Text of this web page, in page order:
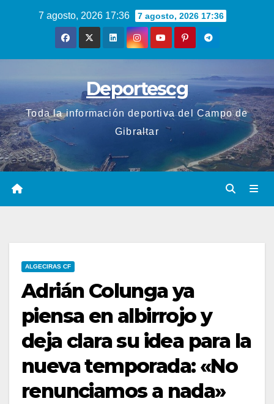
7 agosto, 2026 17:36 7 agosto, 2026 17:36
Deportescg
Toda la información deportiva del Campo de
Gibraltar
ALGECIRAS CF
Adrián Colunga ya
piensa en albirrojo y
deja clara su idea para la
nueva temporada: «No
renunciamos a nada»